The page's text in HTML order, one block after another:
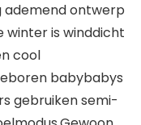
ademend ontwerp
winter is winddicht
cool
babybabys
gebruiken semi-